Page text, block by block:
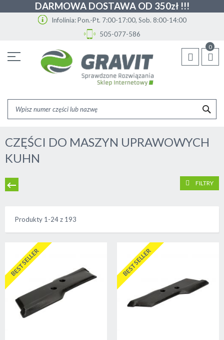
DARMOWA DOSTAWA OD 350zł !!!
Infolinia: Pon.-Pt. 7:00-17:00, Sob. 8:00-14:00
505-077-586
treści
0
CZĘŚCI DO MASZYN UPRAWOWYCH
KUHN
Produkty 1-24z 193
BESTSELLER BESTSELLER
FILTRY